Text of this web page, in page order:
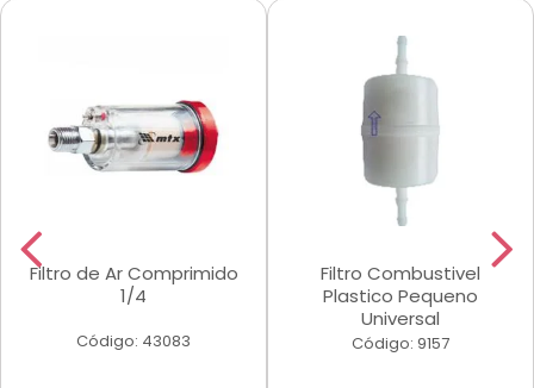
Filtro de Ar Comprimido
1/4
Código: 43083
Filtro Combustivel
Plastico Pequeno
Universal
Código: 9157